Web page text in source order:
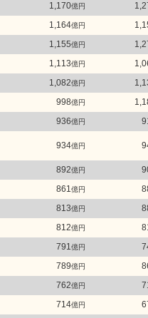
1,170億円
1,164億円
1,155億円
1,113億円
1,082億円
998億円
936億円
934億円
892億円
861億円
813億円
812億円
791億円
789億円
762億円
714億円